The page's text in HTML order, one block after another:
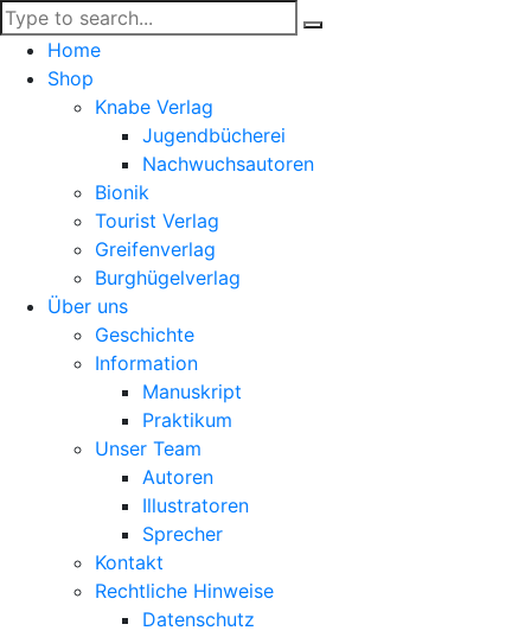
Home
Shop
Knabe Verlag
Jugendbücherei
Nachwuchsautoren
Bionik
Tourist Verlag
Greifenverlag
Burghügelverlag
Über uns
Geschichte
Information
Manuskript
Praktikum
Unser Team
Autoren
Illustratoren
Sprecher
Kontakt
Rechtliche Hinweise
Datenschutz